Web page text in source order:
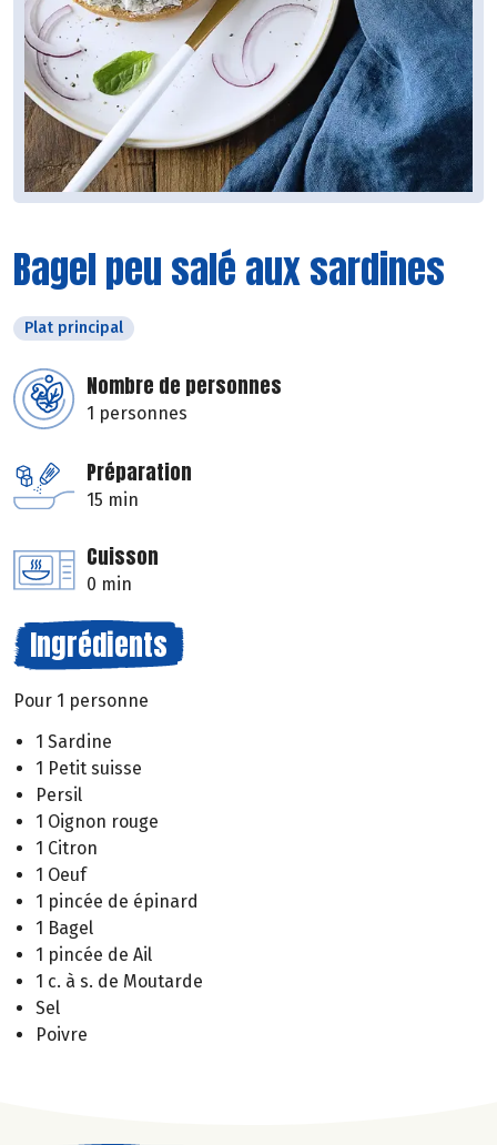
Bagel peu salé aux sardines
Plat principal
Nombre de personnes
1 personnes
Préparation
15 min
Cuisson
0 min
Ingrédients
Pour 1 personne
1 Sardine
1 Petit suisse
Persil
1 Oignon rouge
1 Citron
1 Oeuf
1 pincée de épinard
1 Bagel
1 pincée de Ail
1 c. à s. de Moutarde
Sel
Poivre